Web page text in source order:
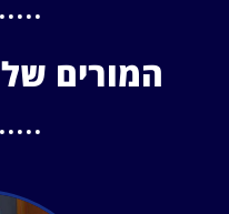
המורים של DRUMMERS